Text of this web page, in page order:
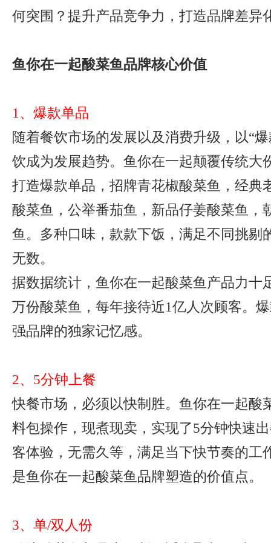
何突围？提升产品竞争力，打造品牌差异
鱼你在一起酸菜鱼品牌核心价值
1、爆款单品
随着餐饮市场的发展以及消费升级，以“
饮成为发展趋势。鱼你在一起颠覆传统大
打造爆款单品，招牌青花椒酸菜鱼，经典
酸菜鱼，公举番茄鱼，新品仔姜酸菜鱼，
鱼。多种口味，款款下饭，满足不同挑剔
无数。
据数据统计，鱼你在一起酸菜鱼产品力十
万份酸菜鱼，每年接待近1亿人次顾客。
强品牌的独家记忆感。
2、5分钟上餐
快餐市场，必须以快制胜。鱼你在一起酸
料包操作，现煮现卖，实现了5分钟快速
客体验，无需久等，满足当下快节奏的工
是鱼你在一起酸菜鱼品牌塑造的价值点。
3、单/双人份